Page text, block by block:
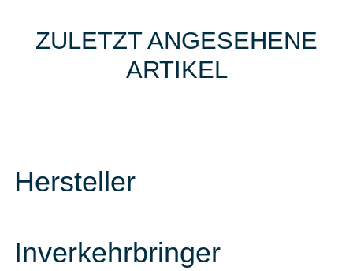
ZULETZT ANGESEHENE
ARTIKEL
Hersteller
Inverkehrbringer